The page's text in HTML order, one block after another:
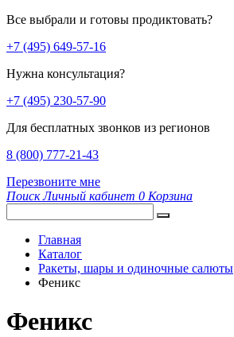
Все выбрали и готовы продиктовать?
+7 (495) 649-57-16
Нужна консультация?
+7 (495) 230-57-90
Для бесплатных звонков из регионов
8 (800) 777-21-43
Перезвоните мне
Поиск Личный кабинет 0 Корзина
Главная
Каталог
Ракеты, шары и одиночные салюты
Феникс
Феникс